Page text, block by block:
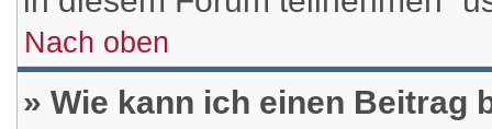
Nach oben
» Wie kann ich einen Beitrag